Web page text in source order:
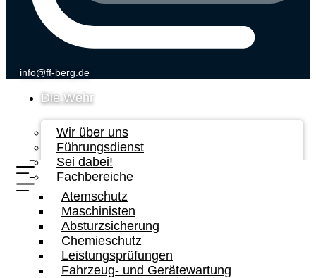
info@ff-berg.de
Die Wehr
Wir über uns
Führungsdienst
Sei dabei!
Fachbereiche
Atemschutz
Maschinisten
Absturzsicherung
Chemieschutz
Leistungsprüfungen
Fahrzeug- und Gerätewartung